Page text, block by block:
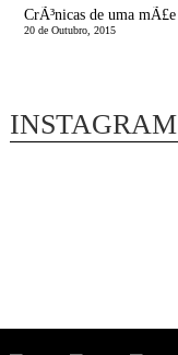
20 de Outubro, 2015
INSTAGRAM